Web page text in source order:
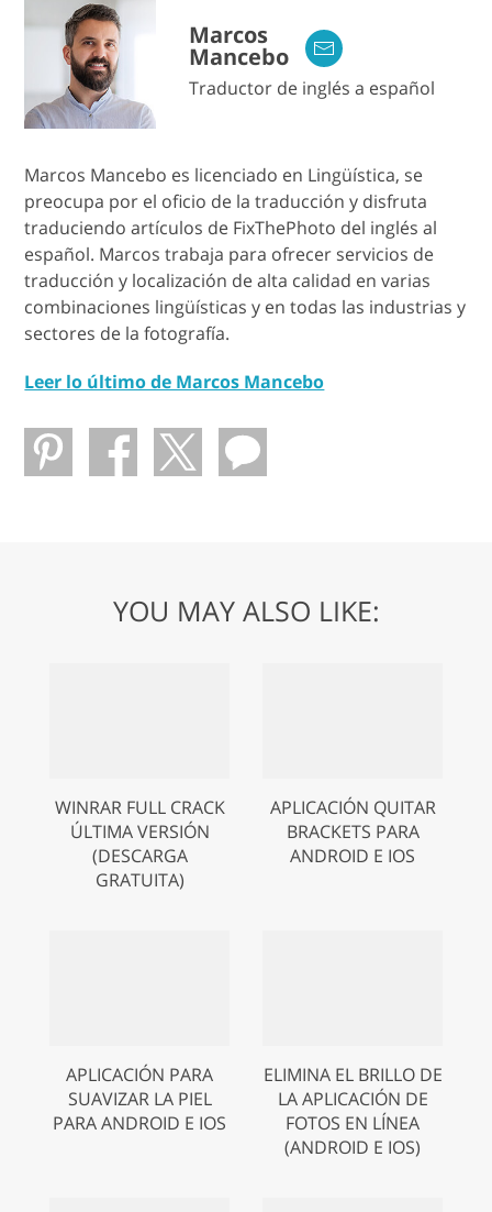
Marcos
Mancebo
Traductor de inglés a español
Marcos Mancebo es licenciado en Lingüística, se
preocupa por el oficio de la traducción y disfruta
traduciendo artículos de FixThePhoto del inglés al
español. Marcos trabaja para ofrecer servicios de
traducción y localización de alta calidad en varias
combinaciones lingüísticas y en todas las industrias y
sectores de la fotografía.
Leer lo último de Marcos Mancebo
YOU MAY ALSO LIKE:
WINRAR FULL CRACK
ÚLTIMA VERSIÓN
(DESCARGA
GRATUITA)
APLICACIÓN QUITAR
BRACKETS PARA
ANDROID E IOS
APLICACIÓN PARA
SUAVIZAR LA PIEL
PARA ANDROID E IOS
ELIMINA EL BRILLO DE
LA APLICACIÓN DE
FOTOS EN LÍNEA
(ANDROID E IOS)